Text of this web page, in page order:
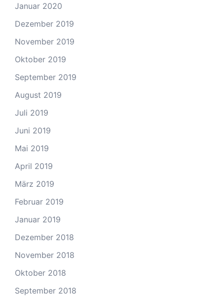
Januar 2020
Dezember 2019
November 2019
Oktober 2019
September 2019
August 2019
Juli 2019
Juni 2019
Mai 2019
April 2019
März 2019
Februar 2019
Januar 2019
Dezember 2018
November 2018
Oktober 2018
September 2018